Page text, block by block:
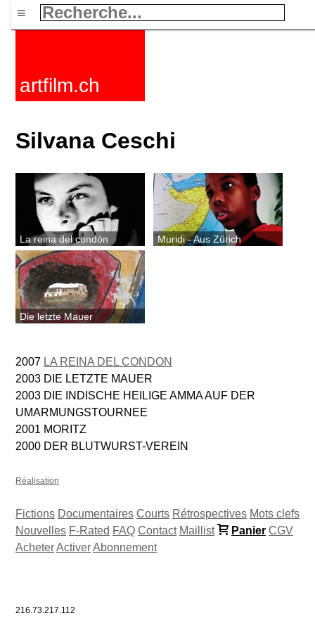
≡
artfilm.ch
Silvana Ceschi
La reina del condón Muridi - Aus Zürich
Die letzte Mauer
2007 LA REINA DEL CONDON
2003 DIE LETZTE MAUER
2003 DIE INDISCHE HEILIGE AMMA AUF DER
UMARMUNGSTOURNEE
2001 MORITZ
2000 DER BLUTWURST-VEREIN
Réalisation
Fictions Documentaires Courts Rétrospectives Mots clefs
Nouvelles F-Rated FAQ Contact Maillist Panier CGV
AcheterActiverAbonnement
216.73.217.112